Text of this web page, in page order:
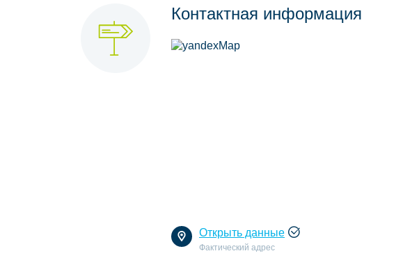
Контактная информация
Открыть данные
Фактический адрес